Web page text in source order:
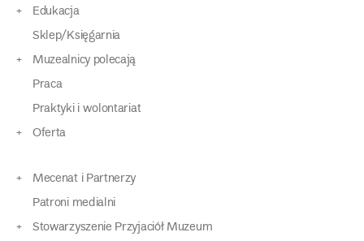
Edukacja
Sklep/Księgarnia
Muzealnicy polecają
Praca
Praktyki i wolontariat
Oferta
Mecenat i Partnerzy
Patroni medialni
Stowarzyszenie Przyjaciół Muzeum